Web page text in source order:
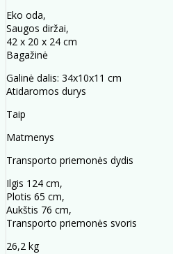
Eko oda,
Saugos diržai,
42 x 20 x 24 cm
Bagažinė
Galinė dalis: 34x10x11 cm
Atidaromos durys
Taip
Matmenys
Transporto priemonės dydis
Ilgis 124 cm,
Plotis 65 cm,
Aukštis 76 cm,
Transporto priemonės svoris
26,2 kg